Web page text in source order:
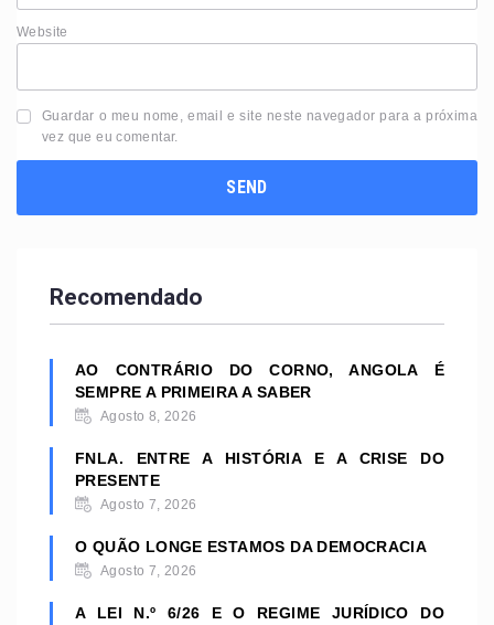
Website
Guardar o meu nome, email e site neste navegador para a próxima
vez que eu comentar.
Recomendado
AO CONTRÁRIO DO CORNO, ANGOLA É
SEMPRE A PRIMEIRA A SABER
Agosto 8, 2026
FNLA. ENTRE A HISTÓRIA E A CRISE DO
PRESENTE
Agosto 7, 2026
O QUÃO LONGE ESTAMOS DA DEMOCRACIA
Agosto 7, 2026
A LEI N.º 6/26 E O REGIME JURÍDICO DO